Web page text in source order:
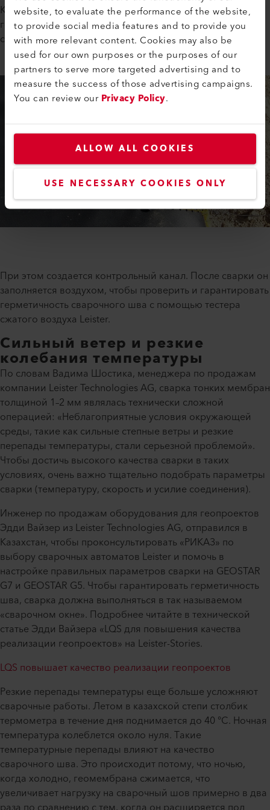
website, to evaluate the performance of the website,
to provide social media features and to provide you
with more relevant content. Cookies may also be
used for our own purposes or the purposes of our
partners to serve more targeted advertising and to
measure the success of those advertising campaigns.
You can review ourPrivacy Policy.
ALLOW ALL COOKIES
USE NECESSARY COOKIES ONLY
Как уже упоминалось в предыдущем разделе,
геомембраны для хвостохранилищ соединяются
сваркой внахлест.
При этом создается контрольный канал. После сварки он
заполняется воздухом, чтобы проверить и гарантировать
герметичность сварочного шва с помощью тестера
сжатого воздуха Leister.
Сильный ветер и резкие
колебания температуры
По словам Вадима Шостика, менеджера по продажам
компании Leister Technologies AG, сварка тонких мембран
толщиной 1–2 мм являлась технически сложной
операцией: «Неблагоприятные условия окружающей
среды, такие как сильные степные ветры и резкие
перепады температуры, стали серьезной проблемой».
Чтобы достичь высокого качества сварки в таких
условиях, очень важно тщательно подобрать параметры
сварки (температуру, скорость и усилие соединения).
Инженер по продажам оборудования для геопроектов
Эдди Вайзер из Leister Technologies AG, отправился в
Казахстан, чтобы проконсультировать «РИКАЗ» по
выбору сварочных автоматов Leister и помочь в
настройке правильных параметров сварки на GEOSTAR
G7 и GEOSTAR G5. Чтобы гарантировать герметичность
шва, сварка должна выполняться в так называемом
«сварочном окне». Подробнее читайте в технической
статье Эдди Вайзера «LQS для повышения качества
реализации геопроектов» на Leister-Stories.
LQS повышает качество реализации геопроектов
Резкие перепады температуры еще больше усложняют
сварочные работы. Летом в казахской степи столбик
термометра в течение дня поднимается до 40 °С. Ночная
температура колеблется около нуля. Такие
температурные перепады влияют на качество
сварочного шва. Это происходит потому, что ночью,
когда холодно, геомембрана сжимается, что
увеличивает нагрузку на сварочный шов примерно в два